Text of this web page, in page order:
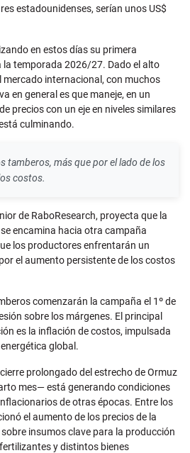
estadounidenses, serían unos US$
en estos días su primera
la temporada 2026/27. Dado el alto
mercado internacional, con muchos
en general es que maneje, en un
precios con un eje en niveles similares
culminando.
tamberos, más que por el lado de los
costos.
de RaboResearch, proyecta que la
encamina hacia otra campaña
los productores enfrentarán un
el aumento persistente de los costos
comenzarán la campaña el 1º de
sobre los márgenes. El principal
es la inflación de costos, impulsada
global.
prolongado del estrecho de Ormuz
mes— está generando condiciones
de otras épocas. Entre los
el aumento de los precios de la
insumos clave para la producción
y distintos bienes